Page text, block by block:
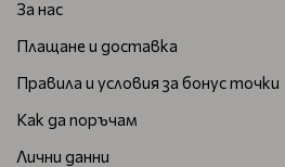
За нас
Плащане и доставка
Правила и условия за бонус точки
Как да поръчам
Лични данни